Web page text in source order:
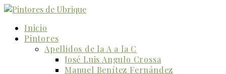
Inicio
Pintores
Apellidos de la A a la C
José Luis Angulo Crossa
Manuel Benítez Fernández